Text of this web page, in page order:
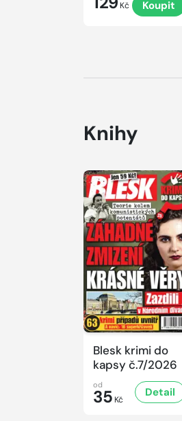
Kč Koupit
Knihy
Blesk krimi do
kapsy č.7/2026
od
35 Kč
Detail